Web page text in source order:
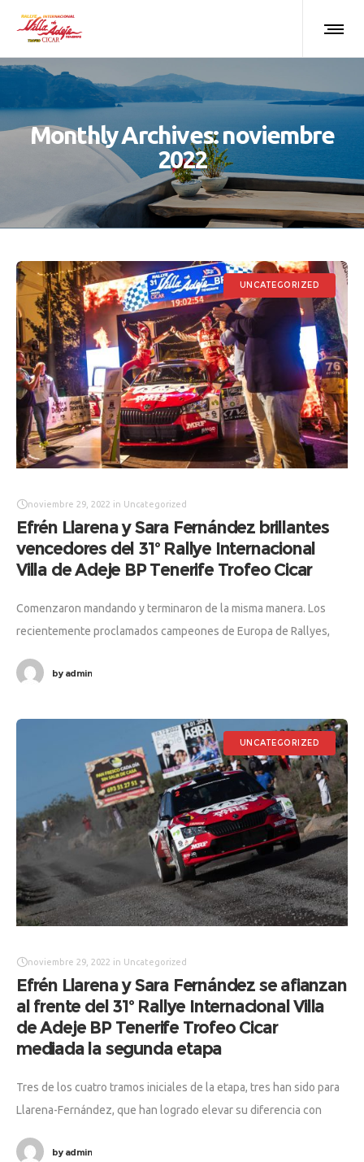
Monthly Archives: noviembre
2022
UNCATEGORIZED
noviembre 29, 2022 in Uncategorized
Efrén Llarena y Sara Fernández brillantes
vencedores del 31º Rallye Internacional
Villa de Adeje BP Tenerife Trofeo Cicar
Comenzaron mandando y terminaron de la misma manera. Los
recientemente proclamados campeones de Europa de Rallyes,
trabajada ante los locales Enrique
byadmin
UNCATEGORIZED
noviembre 29, 2022 in Uncategorized
Efrén Llarena y Sara Fernández se afianzan
al frente del 31º Rallye Internacional Villa
de Adeje BP Tenerife Trofeo Cicar
mediada la segunda etapa
Tres de los cuatro tramos iniciales de la etapa, tres han sido para
Llarena-Fernández, que han logrado elevar su diferencia con
byadmin